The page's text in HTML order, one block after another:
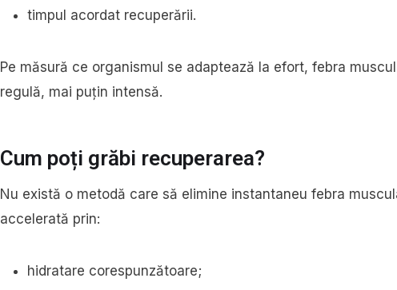
timpul acordat recuperării.
Pe măsură ce organismul se adaptează la efort, febra
regulă, mai puțin intensă.
Cum poți grăbi recuperarea?
Nu există o metodă care să elimine instantaneu febra
accelerată prin:
hidratare corespunzătoare;